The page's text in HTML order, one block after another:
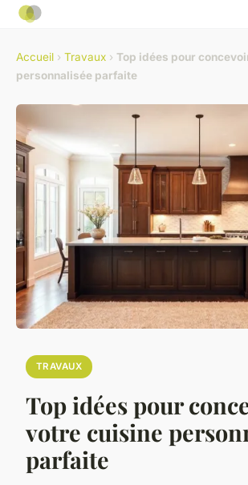
Accueil › Travaux › Top idées pour
personnalisée parfaite
TRAVAUX
Top idées pour
votre cuisine
parfaite